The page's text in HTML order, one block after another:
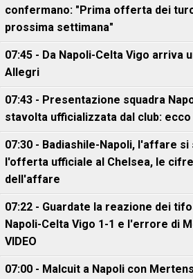
confermano: "Prima offerta dei
prossima settimana"
07:45 - Da Napoli-Celta Vigo arriva
Allegri
07:43 - Presentazione squadra
stavolta ufficializzata dal club:
07:30 - Badiashile-Napoli, l'affare
l'offerta ufficiale al Chelsea, le
dell'affare
07:22 - Guardate la reazione dei
Napoli-Celta Vigo 1-1 e l'errore di
VIDEO
07:00 - Malcuit a Napoli con